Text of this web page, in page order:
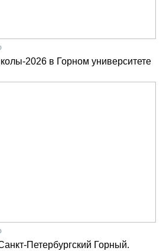
2026 в Горном университете
Петербургский Горный.